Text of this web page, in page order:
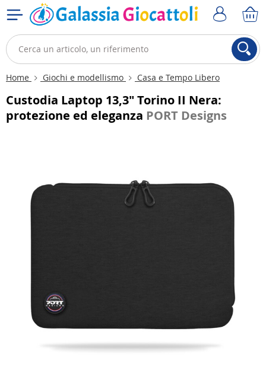
Home Giochi e modellismo Casa e Tempo Libero
Custodia Laptop 13,3" Torino II Nera:
protezione ed eleganza PORT Designs